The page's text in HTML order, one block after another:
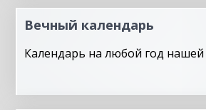
Вечный календарь
Календарь на любой год нашей